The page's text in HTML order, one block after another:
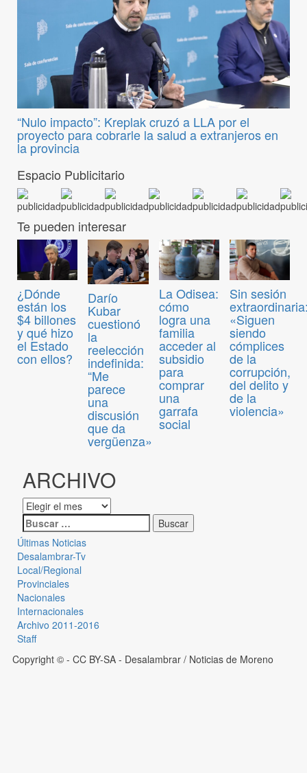
“Nulo impacto”: Kreplak cruzó a LLA por el
proyecto para cobrarle la salud a extranjeros en
la provincia
Espacio Publicitario
Te pueden interesar
¿Dónde
están los
$4 billones
y qué hizo
el Estado
con ellos?
Darío
Kubar
cuestionó
la
reelección
indefinida:
“Me
parece
una
discusión
que da
vergüenza»
La Odisea:
cómo
logra una
familia
acceder al
subsidio
para
comprar
una
garrafa
social
Sin sesión
«Siguen
siendo
cómplices
de la
corrupción,
del delito y
de la
violencia»
ARCHIVO
Últimas Noticias
Desalambrar-Tv
Local/Regional
Provinciales
Nacionales
Internacionales
Archivo 2011-2016
Staff
Copyright © - CC BY-SA - Desalambrar / Noticias de Moreno